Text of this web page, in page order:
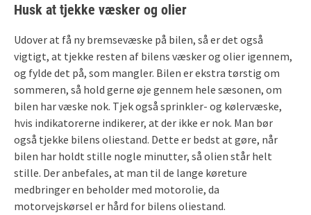
Husk at tjekke væsker og olier
Udover at få ny bremsevæske på bilen, så er det også
vigtigt, at tjekke resten af bilens væsker og olier igennem,
og fylde det på, som mangler. Bilen er ekstra tørstig om
sommeren, så hold gerne øje gennem hele sæsonen, om
bilen har væske nok. Tjek også sprinkler- og kølervæske,
hvis indikatorerne indikerer, at der ikke er nok. Man bør
også tjekke bilens oliestand. Dette er bedst at gøre, når
bilen har holdt stille nogle minutter, så olien står helt
stille. Der anbefales, at man til de lange køreture
medbringer en beholder med motorolie, da
motorvejskørsel er hård for bilens oliestand.